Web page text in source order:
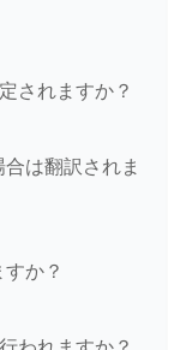
されますか？
は翻訳されま
か？